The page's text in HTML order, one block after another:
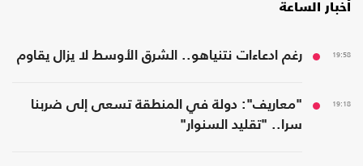
أخبار الساعة
19:58 رغم ادعاءات نتنياهو.. الشرق الأوسط لا يزال يقاوم
19:18
"معاريف": دولة في المنطقة تسعى إلى ضربنا
سرا.. "تقليد السنوار"